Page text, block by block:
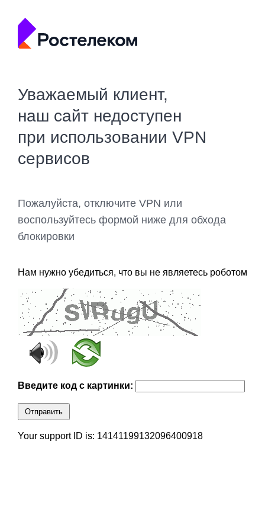
Уважаемый клиент,
наш сайт недоступен
при использовании VPN
сервисов
Пожалуйста, отключите VPN или
воспользуйтесь формой ниже для обхода
блокировки
Нам нужно убедиться, что вы не являетесь роботом
Введите код с картинки:
Отправить
Your support ID is: 14141199132096400918